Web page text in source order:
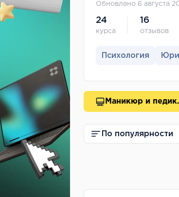
Обновлено 6 августа
24
курса
16
отзывов
Психология
По популярности